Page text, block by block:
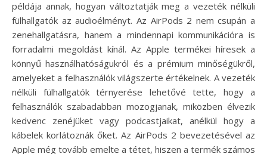
példája annak, hogyan változtatják meg a vezeték nélküli
fülhallgatók az audioélményt. Az AirPods 2 nem csupán a
zenehallgatásra, hanem a mindennapi kommunikációra is
forradalmi megoldást kínál. Az Apple termékei híresek a
könnyű használhatóságukról és a prémium minőségükről,
amelyeket a felhasználók világszerte értékelnek. A vezeték
nélküli fülhallgatók térnyerése lehetővé tette, hogy a
felhasználók szabadabban mozogjanak, miközben élvezik
kedvenc zenéjüket vagy podcastjaikat, anélkül hogy a
kábelek korlátoznák őket. Az AirPods 2 bevezetésével az
Apple még tovább emelte a tétet, hiszen a termék számos